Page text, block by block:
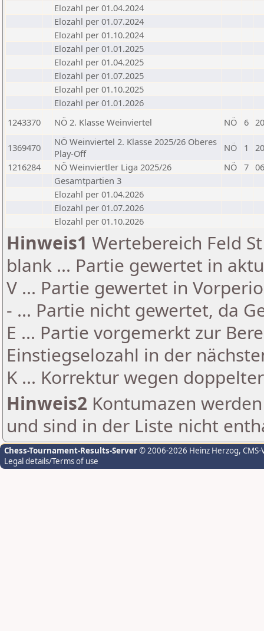
Elozahl per 01.04.2024
Elozahl per 01.07.2024
Elozahl per 01.10.2024
Elozahl per 01.01.2025
Elozahl per 01.04.2025
Elozahl per 01.07.2025
Elozahl per 01.10.2025
Elozahl per 01.01.2026
1243370
NÖ 2. Klasse Weinviertel NÖ 6
1369470
NÖ Weinviertel 2. Klasse 2025/26 Oberes
Play-Off
NÖ 1
1216284
NÖ Weinviertler Liga 2025/26 NÖ 7
Gesamtpartien 3
Elozahl per 01.04.2026
Elozahl per 01.07.2026
Elozahl per 01.10.2026
Hinweis1 Wertebereich Feld
blank ... Partie gewertet in
V ... Partie gewertet in
- ... Partie nicht gewertet, da
E ... Partie vorgemerkt zur
Einstiegselozahl in der
K ... Korrektur wegen
Hinweis2 Kontumazen
und sind in der Liste nicht
Chess-Tournament-Results-Server© 2006-2026 Heinz Herzog,
Legal details/Terms of use